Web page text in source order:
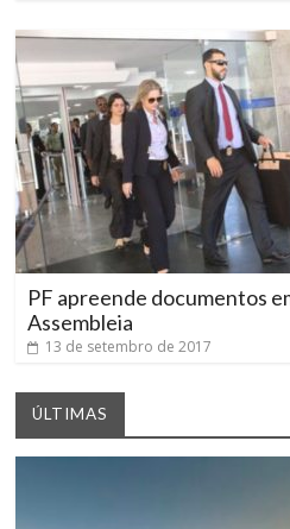
PF apreende documentos
Assembleia
13 de setembro de 2017
ÚLTIMAS